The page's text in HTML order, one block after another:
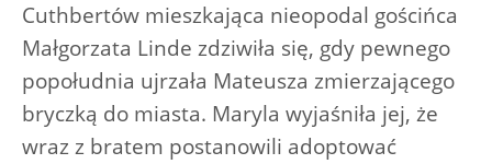
Cuthbertów mieszkająca nieopodal gościńca
Małgorzata Linde zdziwiła się, gdy pewnego
popołudnia ujrzała Mateusza zmierzającego
bryczką do miasta. Maryla wyjaśniła jej, że
wraz z bratem postanowili adoptować